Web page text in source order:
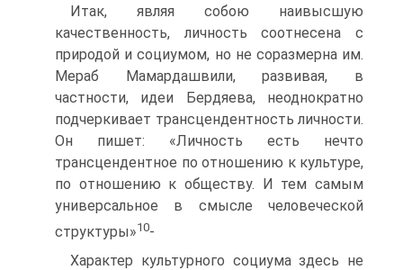
Итак, являя собою наивысшую
качественность, личность соотнесена с
природой и социумом, но не соразмерна им.
Мераб Мамардашвили, развивая, в
частности, идеи Бердяева, неоднократно
подчеркивает трансцендентность личности.
Он пишет: «Личность есть нечто
трансцендентное по отношению к культуре,
по отношению к обществу. И тем самым
универсальное в смысле человеческой
структуры»10-
Характер культурного социума здесь не